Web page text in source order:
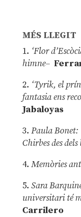
MÉS LLEGIT
1. ‘Flor
himne–
2. ‘Tyrik, el
fantasia ens
Jabaloyas
3. Paula
Chirbes des
4. Memòries
5. Sara
universitari té
Carrilero